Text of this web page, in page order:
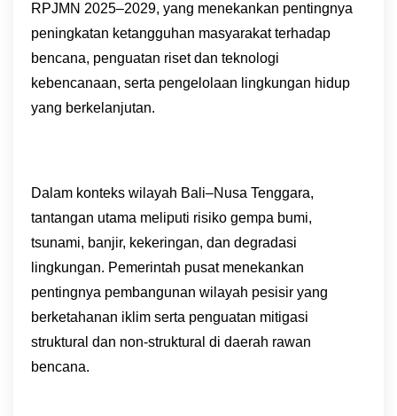
RPJMN 2025–2029, yang menekankan pentingnya
peningkatan ketangguhan masyarakat terhadap
bencana, penguatan riset dan teknologi
kebencanaan, serta pengelolaan lingkungan hidup
yang berkelanjutan.
Dalam konteks wilayah Bali–Nusa Tenggara,
tantangan utama meliputi risiko gempa bumi,
tsunami, banjir, kekeringan, dan degradasi
lingkungan. Pemerintah pusat menekankan
pentingnya pembangunan wilayah pesisir yang
berketahanan iklim serta penguatan mitigasi
struktural dan non-struktural di daerah rawan
bencana.